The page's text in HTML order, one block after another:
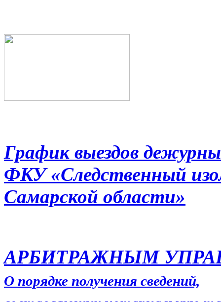
График выездов
ФКУ «Следственный
Самарской области»
АРБИТРАЖНЫМ
О порядке получения сведений,